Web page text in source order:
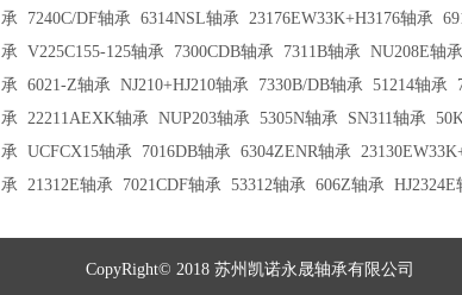
承 7240C/DF轴承 6314NSL轴承 23176EW33K+H3176轴承
承 V225C155-125轴承 7300CDB轴承 7311B轴承 NU208E轴承
承 6021-Z轴承 NJ210+HJ210轴承 7330B/DB轴承 51214轴承
承 22211AEXK轴承 NUP203轴承 5305N轴承 SN311轴承
承 UCFCX15轴承 7016DB轴承 6304ZENR轴承
承 21312E轴承 7021CDF轴承 53312轴承 606Z轴承 HJ2324E
CopyRight© 2018 苏州凯诺永晟轴承有限公司